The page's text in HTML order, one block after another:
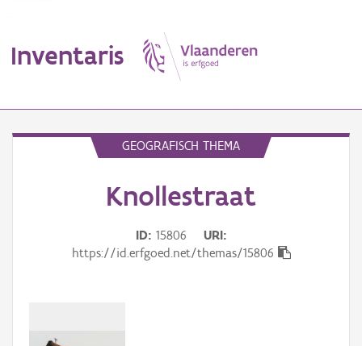
Inventaris
Gebeurtenis
GEOGRAFISCH THEMA
Knollestraat
ID 15806
URI
https://id.erfgoed.net/themas/15806